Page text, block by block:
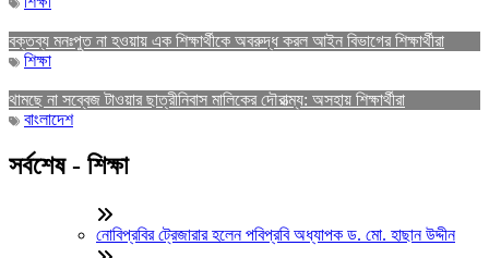
বক্তব্য মনঃপুত না হওয়ায় এক শিক্ষার্থীকে অবরুদ্ধ করল আইন বিভাগের শিক্ষার্থীরা
শিক্ষা
থামছে না সব্বেজ টাওয়ার ছাত্রীনিবাস মালিকের দৌরাত্ম্য: অসহায় শিক্ষার্থীরা
বাংলাদেশ
সর্বশেষ - শিক্ষা
নোবিপ্রবির ট্রেজারার হলেন পবিপ্রবি অধ্যাপক ড. মো. হাছান উদ্দীন